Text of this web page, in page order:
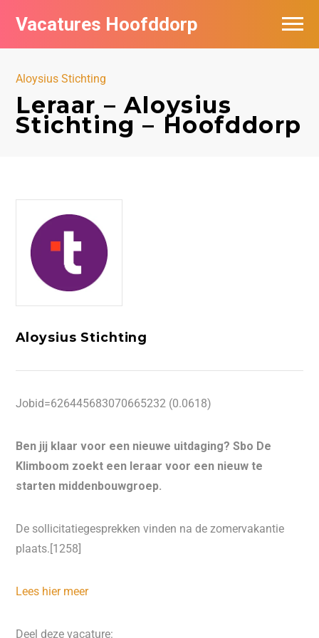
Vacatures Hoofddorp
Aloysius Stichting
Leraar – Aloysius
Stichting – Hoofddorp
Aloysius Stichting
Jobid=626445683070665232 (0.0618)
Ben jij klaar voor een nieuwe uitdaging? Sbo De
Klimboom zoekt een leraar voor een nieuw te
starten middenbouwgroep.
De sollicitatiegesprekken vinden na de zomervakantie
plaats.[1258]
Lees hier meer
Deel deze vacature:
Vacatures per bedrijf in Hoofddorp